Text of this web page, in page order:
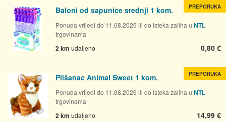
Baloni od sapunice srednji 1 kom.
Ponuda vrijedi do 11.08.2026 ili do isteka zaliha u NTL
trgovinama
2 km udaljeno 0,80 €
PREPORUKA
Plišanac Animal Sweet 1 kom.
Ponuda vrijedi do 11.08.2026 ili do isteka zaliha u NTL
trgovinama
2 km udaljeno 14,99 €
PREPORUKA